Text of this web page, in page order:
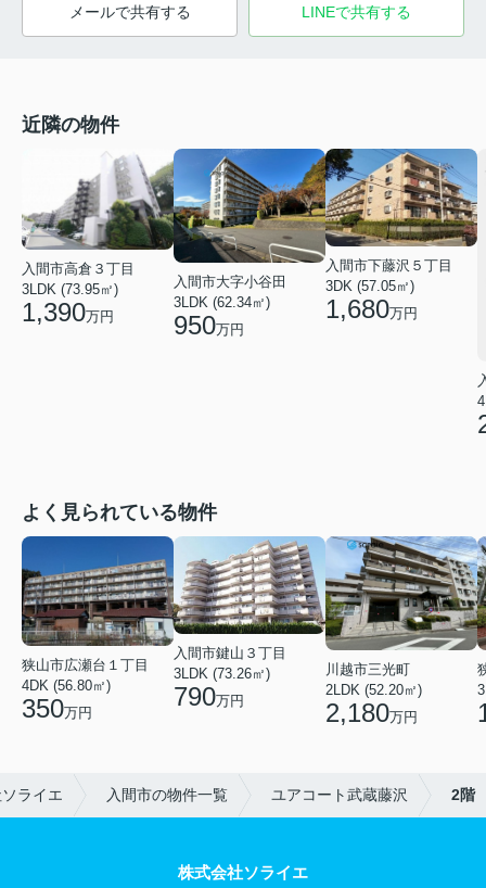
メールで共有する LINEで共有する
近隣の物件
入間市高倉３丁目
3LDK (73.95㎡)
1,390万円
入間市大字小谷田
3LDK (62.34㎡)
950万円
入間市下藤沢５丁目
3DK (57.05㎡)
1,680万円
よく見られている物件
狭山市広瀬台１丁目
4DK (56.80㎡)
350万円
入間市鍵山３丁目
3LDK (73.26㎡)
790万円
川越市三光町
2LDK (52.20㎡)
2,180万円
ライエ 入間市の物件一覧 ユアコート武蔵藤沢 2階
株式会社ソライエ